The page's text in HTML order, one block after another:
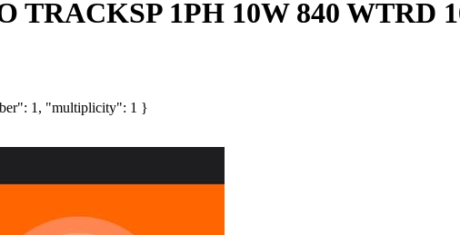
TRACKSP 1PH 10W 840 WTRD
1, "multiplicity": 1 }